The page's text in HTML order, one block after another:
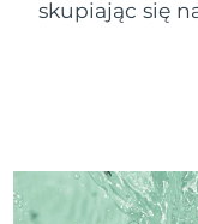
skupiając się